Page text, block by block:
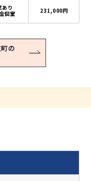
あり
個室
231,000円
の